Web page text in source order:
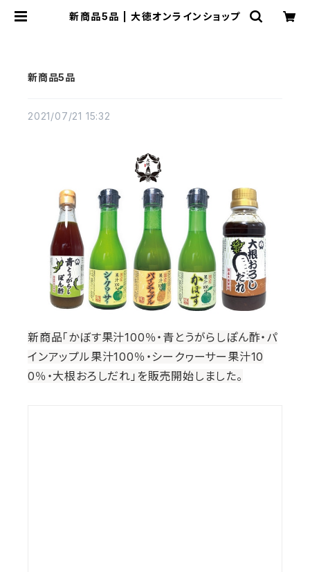
新商品5品 | 大徳オンラインショップ
新商品5品
2021/07/21 15:32
新商品「かぼす果汁100％・青とうがらしぽん酢・パ
インアップル果汁100％・シークヮーサー果汁10
0％・大根おろしだれ」を販売開始しました。